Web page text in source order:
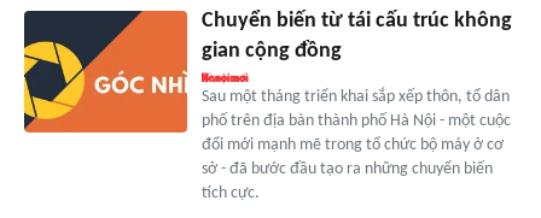
Chuyển biến từ tái cấu trúc không
gian cộng đồng
Sau một tháng triển khai sắp xếp thôn, tổ dân
phố trên địa bàn thành phố Hà Nội - một cuộc
đổi mới mạnh mẽ trong tổ chức bộ máy ở cơ
sở - đã bước đầu tạo ra những chuyển biến
tích cực.